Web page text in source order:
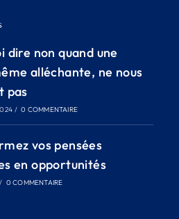
dire non quand une
alléchante, ne nous
pas
/ 0 COMMENTAIRE
vos pensées
en opportunités
/ 0 COMMENTAIRE